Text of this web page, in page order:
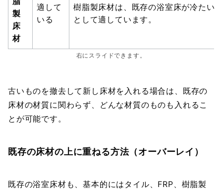
製
床
材
適して
いる
樹脂製床材は、既存の浴室床が冷たい
として適しています。
右にスライドできます。
古いものを撤去して新し床材を入れる場合は、既存の
床材の材質に関わらず、どんな材質のものも入れるこ
とが可能です。
既存の床材の上に重ねる方法（オーバーレイ）
既存の浴室床材も、基本的にはタイル、FRP、樹脂製